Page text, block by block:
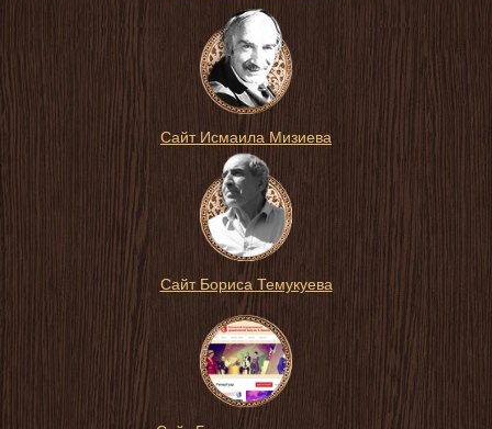
Сайт Исмаила Мизиева
Сайт Бориса Темукуева